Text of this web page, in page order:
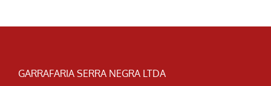
GARRAFARIA SERRA NEGRA LTDA